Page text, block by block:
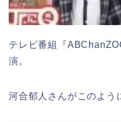
テレビ番組『
演。
河合郁人さんがこのよう